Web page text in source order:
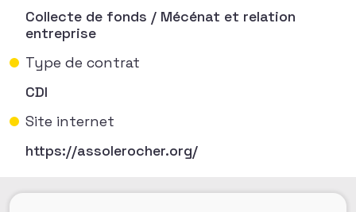
Collecte de fonds / Mécénat et relation
entreprise
Type de contrat
CDI
Site internet
https://assolerocher.org/